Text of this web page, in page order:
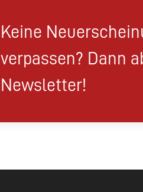
Keine
verpassen? Dann
Newsletter!